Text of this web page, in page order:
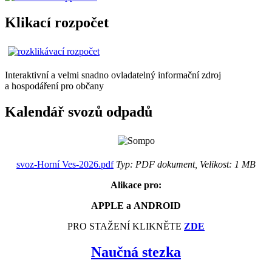
Klikací rozpočet
Interaktivní a velmi snadno ovladatelný informační zdroj
a hospodáření pro občany
Kalendář svozů odpadů
svoz-Horní Ves-2026.pdfTyp: PDF dokument, Velikost: 1 MB
Alikace pro:
APPLE a ANDROID
PRO STAŽENÍ KLIKNĚTE ZDE
Naučná stezka